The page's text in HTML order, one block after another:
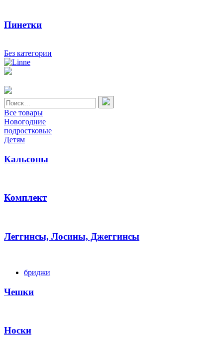
Пинетки
Без категории
Найти:
Все товары
Новогодние
подростковые
Детям
Кальсоны
Комплект
Леггинсы, Лосины, Джеггинсы
бриджи
Чешки
Носки